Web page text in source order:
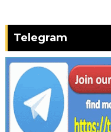
Telegram